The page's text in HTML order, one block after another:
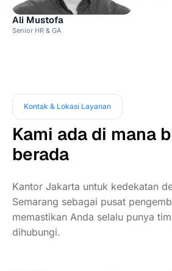
Ali Mustofa
Senior HR & GA
Kontak & Lokasi Layanan
Kami ada di mana
berada
Kantor Jakarta untuk kedekatan
Semarang sebagai pusat
memastikan Anda selalu punya
dihubungi.